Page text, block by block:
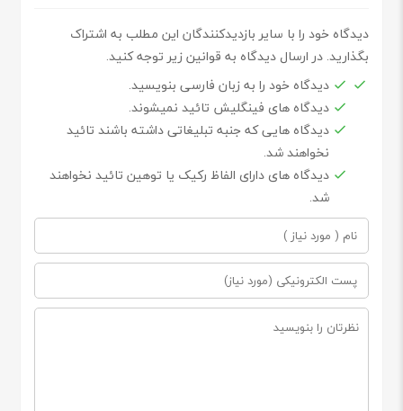
دیدگاه خود را با سایر بازدیدکنندگان این مطلب به اشتراک
بگذارید. در ارسال دیدگاه به قوانین زیر توجه کنید.
دیدگاه خود را به زبان فارسی بنویسید.
دیدگاه های فینگلیش تائید نمیشوند.
دیدگاه هایی که جنبه تبلیغاتی داشته باشند تائید
نخواهند شد.
دیدگاه های دارای الفاظ رکیک یا توهین تائید نخواهند
شد.